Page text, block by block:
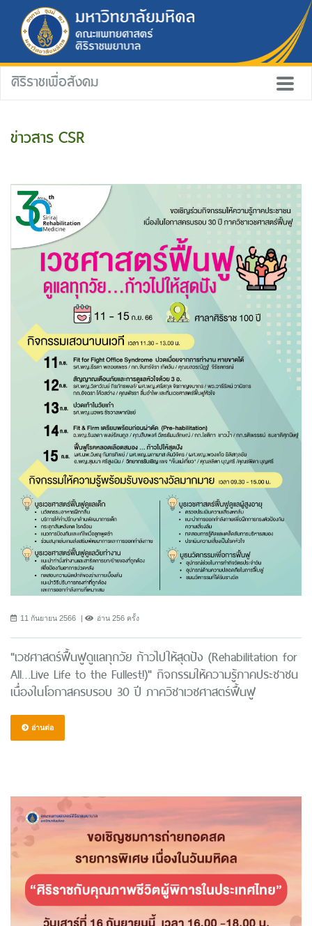
ศิริราชเพื่อสังคม
ข่าวสาร CSR
11 กันยายน 2566 อ่าน 256 ครั้ง
"เวชศาสตร์ฟื้นฟูดูแลทุกวัย ก้าวไปให้สุดปัง (Rehabilitation for
All…Live Life to the Fullest!)" กิจกรรมให้ความรู้ภาคประชาชน
เนื่องในโอกาสครบรอบ 30 ปี ภาควิชาเวชศาสตร์ฟื้นฟู
อ่านต่อ